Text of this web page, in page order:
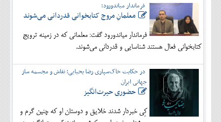
فرماندار میاندورود:
معلمانِ مروج کتابخوانی قدردانی می‌شوند
فرماندار میاندورود گفت: معلمانی که در زمینه ترویج
کتابخوانی فعال هستند شناسایی و قدردانی می‌شوند.
در حکایت خاک‌سپاری رضا یحیایی؛ نقاش و مجسمه ساز
جهانی ایران
حضوری حیرت‌انگیز
کِی خبردار شدند خلایق و دوستان او که چنین گرم و